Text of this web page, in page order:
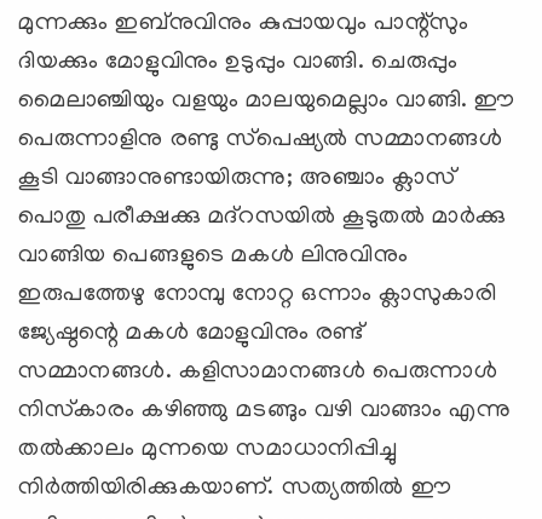
മുന്നക്കും ഇബ്‌നുവിനും കുപ്പായവും പാന്റ്‌സും
ദിയക്കും മോളുവിനും ഉടുപ്പും വാങ്ങി. ചെരുപ്പും
മൈലാഞ്ചിയും വളയും മാലയുമെല്ലാം വാങ്ങി. ഈ
പെരുന്നാളിനു രണ്ടു സ്‌പെഷ്യല്‍ സമ്മാനങ്ങള്‍
കൂടി വാങ്ങാനുണ്ടായിരുന്നു; അഞ്ചാം ക്ലാസ്
പൊതു പരീക്ഷക്കു മദ്‌റസയില്‍ കൂടുതല്‍ മാര്‍ക്കു
വാങ്ങിയ പെങ്ങളുടെ മകള്‍ ലിനുവിനും
ഇരുപത്തേഴു നോമ്പു നോറ്റ ഒന്നാം ക്ലാസുകാരി
ജ്യേഷ്ഠന്റെ മകള്‍ മോളുവിനും രണ്ട്
സമ്മാനങ്ങള്‍. കളിസാമാനങ്ങള്‍ പെരുന്നാള്‍
നിസ്‌കാരം കഴിഞ്ഞു മടങ്ങും വഴി വാങ്ങാം എന്നു
തല്‍ക്കാലം മുന്നയെ സമാധാനിപ്പിച്ചു
നിര്‍ത്തിയിരിക്കുകയാണ്. സത്യത്തില്‍ ഈ